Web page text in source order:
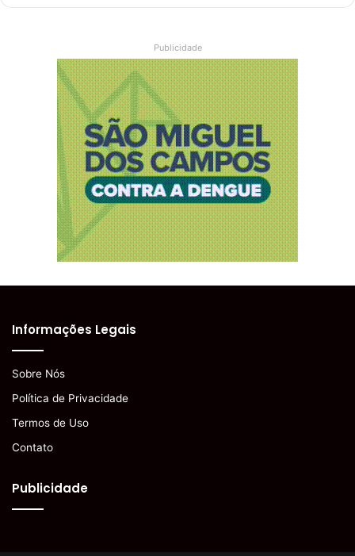
Publicidade
Informações Legais
Sobre Nós
Política de Privacidade
Termos de Uso
Contato
Publicidade